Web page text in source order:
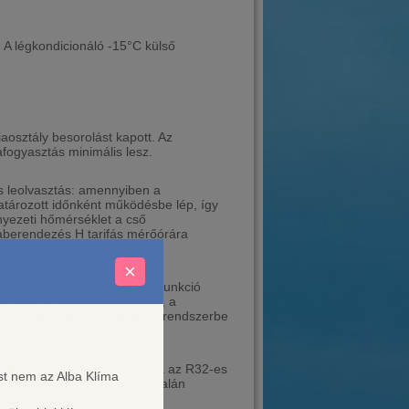
légkondicionáló -15°C külső
besorolást kapott. Az
minimális lesz.
leolvasztás: amennyiben a
időnként működésbe lép, így
hőmérséklet a cső
H tarifás mérőórára
interneten keresztül. A funkció
szó ki- és bekapcsolásról, a
Amazon Alexa okosotthon rendszerbe
globálisan felváltja az R32-es
értéke 675, mely elsőre talán
×
nem az Alba Klíma